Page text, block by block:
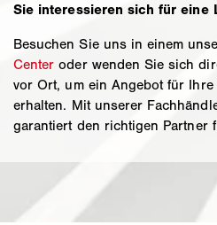
Sie interessieren sich für eine
Besuchen Sie uns in einem
Center oder wenden Sie sich
vor Ort, um ein Angebot für
erhalten. Mit unserer
garantiert den richtigen Partner